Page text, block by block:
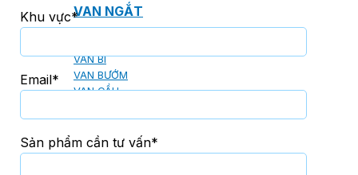
VAN NGẮT
VAN BI
VAN BƯỚM
VAN CẦU
Khu vực*
Email*
Sản phẩm cần tư vấn*